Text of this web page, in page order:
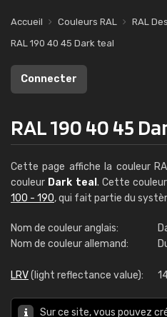
Accueil Couleurs RAL RAL
RAL 190 40 45 Dark teal
Connecter
RAL 190 40 45
Cette page affiche la couleur
couleur Dark teal . Cette
100 - 190, qui fait partie du
Nom de couleur anglais:
Nom de couleur allemand:
LRV(light reflectance value):
Sur ce site, vous pouvez